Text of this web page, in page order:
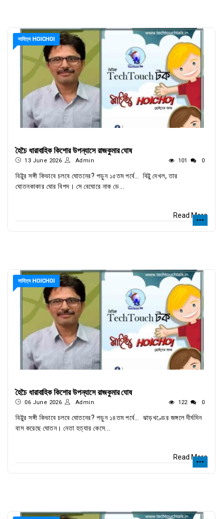
সাহিত্য HOICHOI
হৈচৈ ধারাবাহিক কিশোর উপন্যাসে রাজকুমার ঘোষ
13 June 2026 Admin 101 0
বিট্টুর সঙ্গী কিভাবে চলবে ঘোতনের? পড়ুন ১৫তম পর্বে… বিট্টু দেখল, তার
ঘোতনকাকার ঘোর বিপদ। সে বেঘোরে নাক ডে...
Read More
সাহিত্য HOICHOI
হৈচৈ ধারাবাহিক কিশোর উপন্যাসে রাজকুমার ঘোষ
06 June 2026 Admin 122 0
বিট্টুর সঙ্গী কিভাবে চলবে ঘোতনের? পড়ুন ১৪তম পর্বে… ঝাড়খণ্ডের জঙ্গলে দীর্ঘদিন
বাস করেছে ঘোতন। নেতা হত্যার কেসে...
Read More